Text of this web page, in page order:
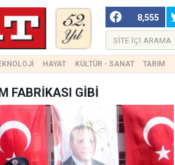
8,555
HAYAT KÜLTÜR - SANAT TARIM
FABRİKASI GİBİ